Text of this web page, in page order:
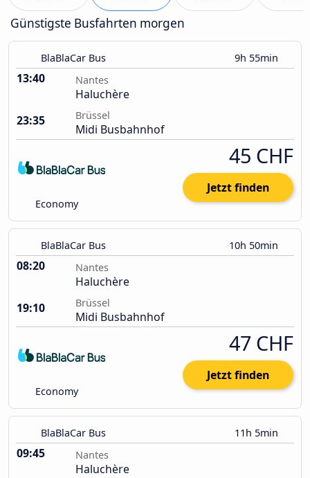
Günstigste Busfahrten morgen
BlaBlaCar Bus 9h 55min
13:40 Nantes
Haluchère
23:35
Brüssel
Midi Busbahnhof
Economy
45 CHF
Jetzt finden
BlaBlaCar Bus 10h 50min
08:20 Nantes
Haluchère
19:10
Brüssel
Midi Busbahnhof
Economy
47 CHF
Jetzt finden
BlaBlaCar Bus 11h 5min
09:45 Nantes
Haluchère